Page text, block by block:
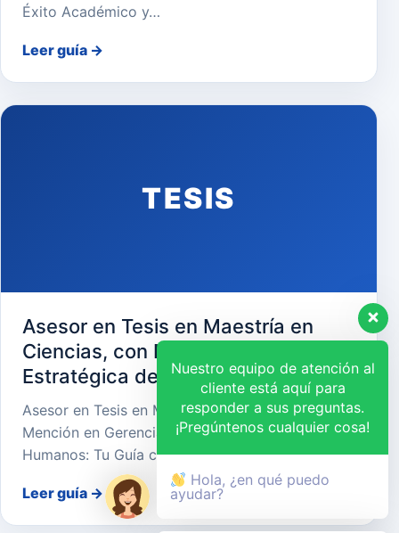
Éxito Académico y…
Leer guía →
TESIS
Asesor en Tesis en Maestría en
Ciencias, con Mención en Gerencia
Estratégica de Recursos Humanos
Asesor en Tesis en Maestría en Ciencias, con
Mención en Gerencia Estratégica de Recursos
Humanos: Tu Guía cara…
Leer guía →
Nuestro equipo de atención al
cliente está aquí para
responder a sus preguntas.
¡Pregúntenos cualquier cosa!
Hola, ¿en qué puedo
ayudar?